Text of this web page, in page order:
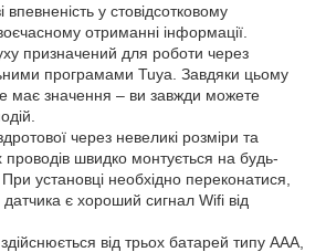
у стовідсотковому
отриманні інформації.
призначений для роботи через
програмами Tuya. Завдяки цьому
має значення – ви завжди можете
через невеликі розміри та
проводів швидко монтується на будь-
установці необхідно переконатися,
датчика є хороший сигнал Wifi від
від трьох батарей типу ААА,